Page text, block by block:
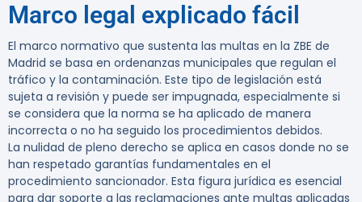
Marco legal explicado fácil
El marco normativo que sustenta las multas en la ZBE de
Madrid se basa en ordenanzas municipales que regulan el
tráfico y la contaminación. Este tipo de legislación está
sujeta a revisión y puede ser impugnada, especialmente si
se considera que la norma se ha aplicado de manera
incorrecta o no ha seguido los procedimientos debidos.
La nulidad de pleno derecho se aplica en casos donde no se
han respetado garantías fundamentales en el
procedimiento sancionador. Esta figura jurídica es esencial
para dar soporte a las reclamaciones ante multas aplicadas